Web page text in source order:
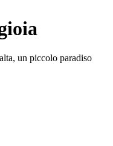
un piccolo paradiso